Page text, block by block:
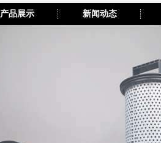
产品展示 新闻动态